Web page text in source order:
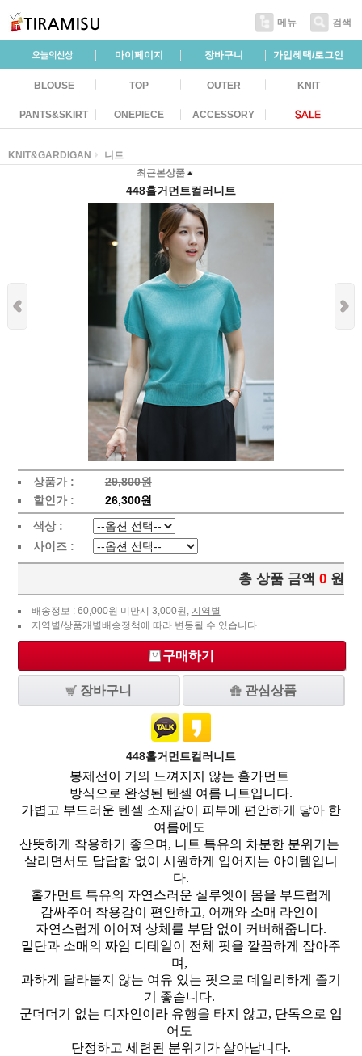
메뉴 검색
마이페이지 장바구니 가입혜택/로그인
BLOUSE TOP OUTER KNIT
PANTS&SKIRT ONEPIECE ACCESSORY
KNIT&GARDIGAN
니트
최근본상품
448홀거먼트컬러니트
상품가 :
29,800원
할인가 :
26,300원
색상 :
사이즈 :
총 상품 금액 0 원
배송정보 : 60,000원 미만시 3,000원, 지역별
지역별/상품개별배송정책에 따라 변동될 수 있습니다
구매하기
장바구니 관심상품
448홀거먼트컬러니트
봉제선이 거의 느껴지지 않는 홀가먼트
방식으로 완성된 텐셀 여름 니트입니다.
가볍고 부드러운 텐셀 소재감이 피부에 편안하게 닿아 한
여름에도
산뜻하게 착용하기 좋으며, 니트 특유의 차분한 분위기는
살리면서도 답답함 없이 시원하게 입어지는 아이템입니
다.
홀가먼트 특유의 자연스러운 실루엣이 몸을 부드럽게
감싸주어 착용감이 편안하고, 어깨와 소매 라인이
자연스럽게 이어져 상체를 부담 없이 커버해줍니다.
밑단과 소매의 짜임 디테일이 전체 핏을 깔끔하게 잡아주
며,
과하게 달라붙지 않는 여유 있는 핏으로 데일리하게 즐기
기 좋습니다.
군더더기 없는 디자인이라 유행을 타지 않고, 단독으로 입
어도
단정하고 세련된 분위기가 살아납니다.